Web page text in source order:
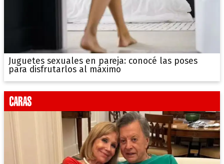
Juguetes sexuales en pareja: conocé las poses
para disfrutarlos al máximo